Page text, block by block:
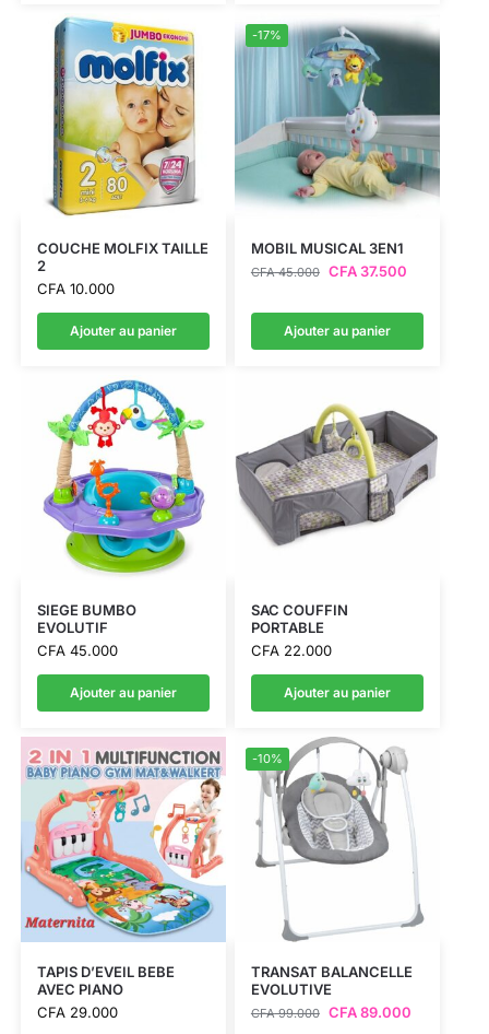
COUCHE MOLFIX TAILLE
2
CFA10.000
Ajouter au panier
-17%
MOBIL MUSICAL 3EN1
CFA45.000 CFA37.500
Ajouter au panier
SIEGE BUMBO
EVOLUTIF
CFA45.000
Ajouter au panier
SAC COUFFIN
PORTABLE
CFA22.000
Ajouter au panier
TAPIS D’EVEIL BEBE
AVEC PIANO
CFA29.000
-10%
TRANSAT BALANCELLE
EVOLUTIVE
CFA99.000 CFA89.000